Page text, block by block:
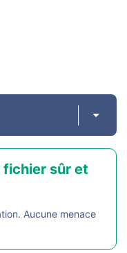
fichier sûr et
Aucune menace